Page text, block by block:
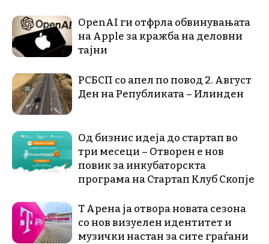
OpenAI ги отфрла обвинувањата
на Apple за кражба на деловни
тајни
РСБСП со апел по повод 2. Август
Ден на Републиката – Илинден
Од бизнис идеја до стартап во
три месеци – Отворен е нов
повик за инкубаторскта
програма на Стартап Клуб Скопје
Т Арена ја отвора новата сезона
со нов визуелен идентитет и
музички настан за сите граѓани